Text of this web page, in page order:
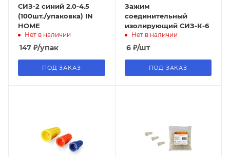
СИЗ-2 синий 2.0-4.5
(100шт./упаковка) IN
HOME
Нет в наличии
147 ₽/упак
ПОД ЗАКАЗ
Зажим
соединительный
изолирующий СИЗ-К-6
Нет в наличии
6₽/шт
ПОД ЗАКАЗ